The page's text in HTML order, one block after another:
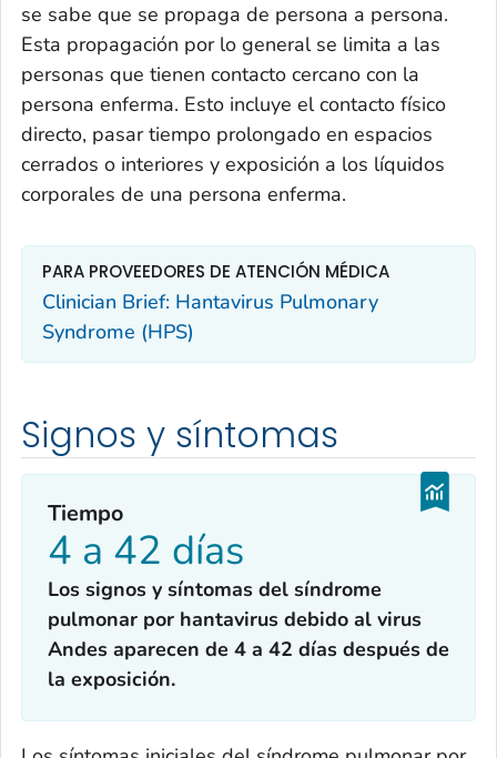
se sabe que se propaga de persona a persona.
Esta propagación por lo general se limita a las
personas que tienen contacto cercano con la
persona enferma. Esto incluye el contacto físico
directo, pasar tiempo prolongado en espacios
cerrados o interiores y exposición a los líquidos
corporales de una persona enferma.
PARA PROVEEDORES DE ATENCIÓN MÉDICA
Clinician Brief: Hantavirus Pulmonary
Syndrome (HPS)
Signos y síntomas
Tiempo
4 a 42 días
Los signos y síntomas del síndrome
pulmonar por hantavirus debido al virus
Andes aparecen de 4 a 42 días después de
la exposición.